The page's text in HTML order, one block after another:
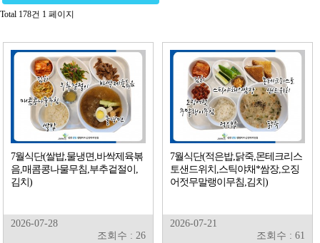
Total 178건 1 페이지
7월식단(쌀밥,물냉면,바싹제육볶
음,매콤콩나물무침,부추겉절이,
김치)
2026-07-28
조회수 : 26
7월식단(적은밥,닭죽,몬테크리스
토샌드위치,스틱야채*쌈장,오징
어젓무말랭이무침,김치)
2026-07-21
조회수 : 61